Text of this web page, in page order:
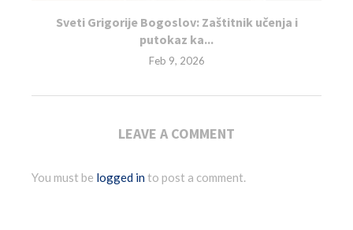
Sveti Grigorije Bogoslov: Zaštitnik učenja i
putokaz ka...
Feb 9, 2026
LEAVE A COMMENT
You must be logged into post a comment.